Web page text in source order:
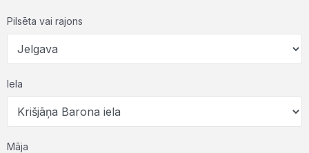
Pilsēta vai rajons
Iela
Māja